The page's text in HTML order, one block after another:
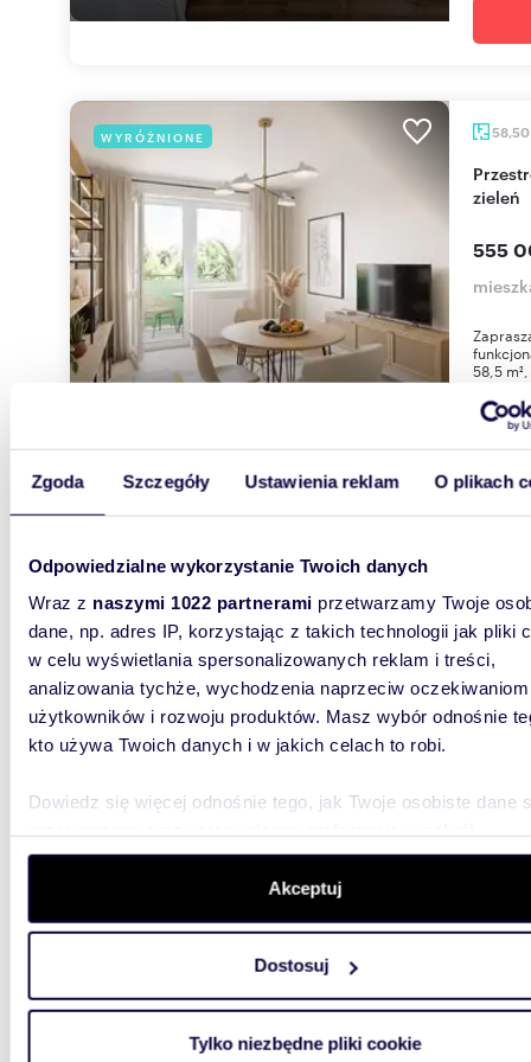
Zgoda Szczegóły Ustawienia reklam O plikach
Odpowiedzialne wykorzystanie Twoich danych
Wraz z naszymi 1022 partnerami przetwarzamy Twoje
dane, np. adres IP, korzystając z takich technologii jak pliki
w celu wyświetlania spersonalizowanych reklam i treści,
analizowania tychże, wychodzenia naprzeciw oczekiwaniom
użytkowników i rozwoju produktów. Masz wybór odnośnie
kto używa Twoich danych i w jakich celach to robi.
Dowiedz się więcej odnośnie tego, jak Twoje osobiste dane
szczegółów. W Deklaracji plików cookie możesz zmienić
wycofać swoją zgodę w dowolnej chwili.
aby oferować funkcje społecznościowe i analizować ruch w
witrynie. Informacje o tym, jak korzystasz z naszej witryny,
analitycznym. Partnerzy mogą połączyć te informacje z
Akceptuj
Dostosuj
Tylko niezbędne pliki cookie
WYRÓŻNIONE 58,50
Przestronne 3 pokoje z loggią i widokiem na
zieleń
555
58,5
WYRÓŻNIONE
Mieszkanie 46,5 m² w Warszawie - garaż i pełna
799
98m2